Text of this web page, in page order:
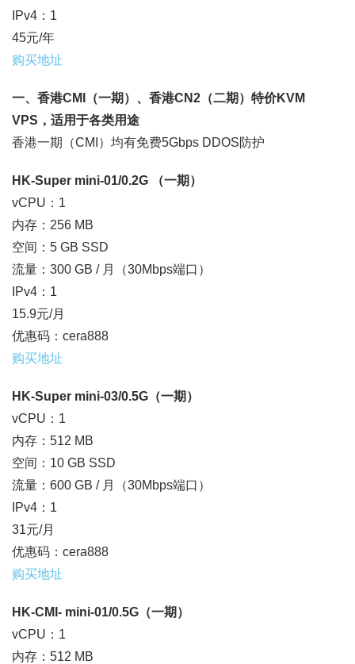
IPv4：1
45元/年
购买地址
一、香港CMI（一期）、香港CN2（二期）特价KVM
VPS，适用于各类用途
香港一期（CMI）均有免费5Gbps DDOS防护
HK-Super mini-01/0.2G （一期）
vCPU：1
内存：256 MB
空间：5 GB SSD
流量：300 GB / 月（30Mbps端口）
IPv4：1
15.9元/月
优惠码：cera888
购买地址
HK-Super mini-03/0.5G（一期）
vCPU：1
内存：512 MB
空间：10 GB SSD
流量：600 GB / 月（30Mbps端口）
IPv4：1
31元/月
优惠码：cera888
购买地址
HK-CMI- mini-01/0.5G（一期）
vCPU：1
内存：512 MB